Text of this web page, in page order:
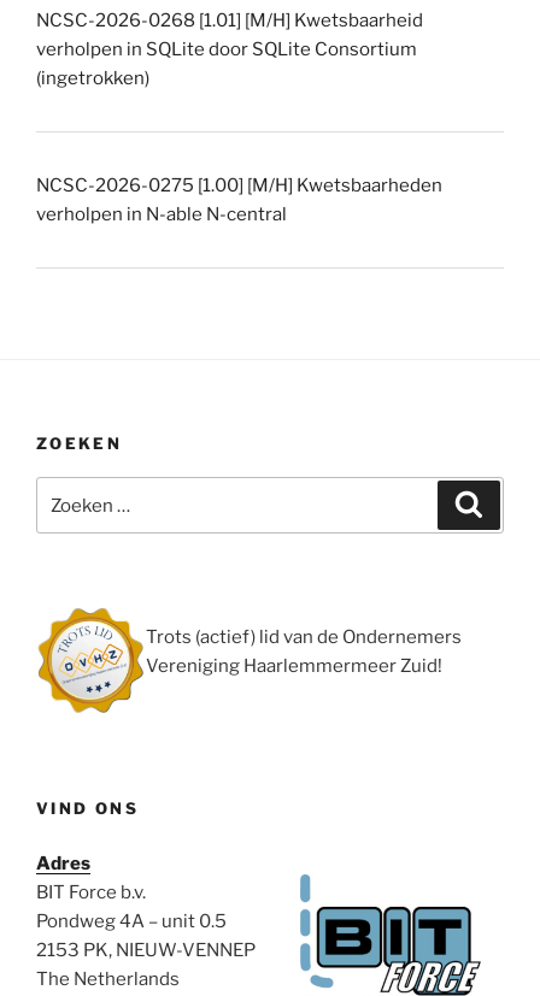
NCSC-2026-0268 [1.01] [M/H] Kwetsbaarheid
verholpen in SQLite door SQLite Consortium
(ingetrokken)
NCSC-2026-0275 [1.00] [M/H] Kwetsbaarheden
verholpen in N-able N-central
ZOEKEN
naar:
Trots (actief) lid van de Ondernemers
Vereniging Haarlemmermeer Zuid!
VIND ONS
Adres
BIT Force b.v.
Pondweg 4A – unit 0.5
2153 PK, NIEUW-VENNEP
The Netherlands